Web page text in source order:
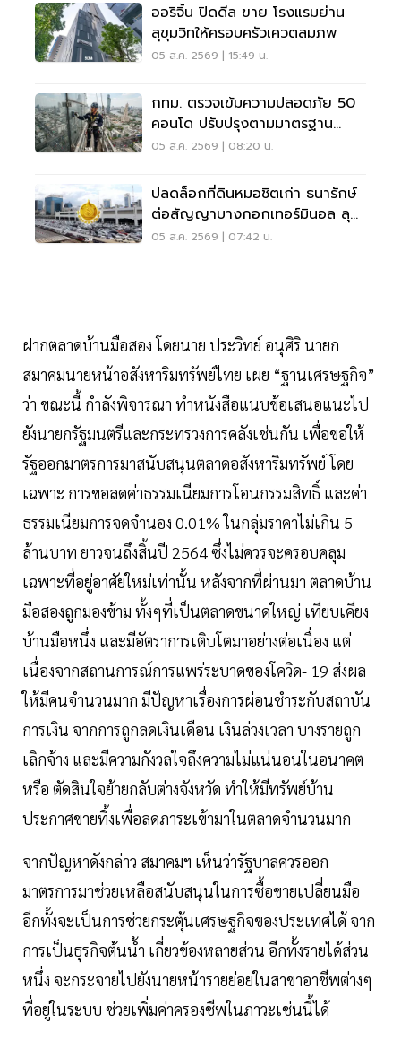
ออริจิ้น ปิดดีล ขาย โรงแรมย่าน
สุขุมวิทให้ครอบครัวเศวตสมภพ
05 ส.ค. 2569 | 15:49 น.
กทม. ตรวจเข้มความปลอดภัย 50
คอนโด ปรับปรุงตามมาตรฐาน
เคร่งครัด
05 ส.ค. 2569 | 08:20 น.
ปลดล็อกที่ดินหมอชิตเก่า ธนารักษ์
ต่อสัญญาบางกอกเทอร์มินอล ลุย
บิ๊กโปรเจ็กต์
05 ส.ค. 2569 | 07:42 น.
ฝากตลาดบ้านมือสอง โดยนาย ประวิทย์ อนุศิริ นายก
สมาคมนายหน้าอสังหาริมทรัพย์ไทย เผย “ฐานเศรษฐกิจ”
ว่า ขณะนี้ กำลังพิจารณา ทำหนังสือแนบข้อเสนอแนะไป
ยังนายกรัฐมนตรีและกระทรวงการคลังเช่นกัน เพื่อขอให้
รัฐออกมาตรการมาสนับสนุนตลาดอสังหาริมทรัพย์ โดย
เฉพาะ การขอลดค่าธรรมเนียมการโอนกรรมสิทธิ์ และค่า
ธรรมเนียมการจดจำนอง 0.01% ในกลุ่มราคาไม่เกิน 5
ล้านบาท ยาวจนถึงสิ้นปี 2564 ซึ่งไม่ควรจะครอบคลุม
เฉพาะที่อยู่อาศัยใหม่เท่านั้น หลังจากที่ผ่านมา ตลาดบ้าน
มือสองถูกมองข้าม ทั้งๆที่เป็นตลาดขนาดใหญ่ เทียบเคียง
บ้านมือหนึ่ง และมีอัตราการเติบโตมาอย่างต่อเนื่อง แต่
เนื่องจากสถานการณ์การแพร่ระบาดของโควิด- 19 ส่งผล
ให้มีคนจำนวนมาก มีปัญหาเรื่องการผ่อนชำระกับสถาบัน
การเงิน จากการถูกลดเงินเดือน เงินล่วงเวลา บางรายถูก
เลิกจ้าง และมีความกังวลใจถึงความไม่แน่นอนในอนาคต
หรือ ตัดสินใจย้ายกลับต่างจังหวัด ทำให้มีทรัพย์บ้าน
ประกาศขายทิ้งเพื่อลดภาระเข้ามาในตลาดจำนวนมาก
จากปัญหาดังกล่าว สมาคมฯ เห็นว่ารัฐบาลควรออก
มาตรการมาช่วยเหลือสนับสนุนในการซื้อขายเปลี่ยนมือ
อีกทั้งจะเป็นการช่วยกระตุ้นเศรษฐกิจของประเทศได้ จาก
การเป็นธุรกิจต้นน้ำ เกี่ยวข้องหลายส่วน อีกทั้งรายได้ส่วน
หนึ่ง จะกระจายไปยังนายหน้ารายย่อยในสาขาอาชีพต่างๆ
ที่อยู่ในระบบ ช่วยเพิ่มค่าครองชีพในภาวะเช่นนี้ได้